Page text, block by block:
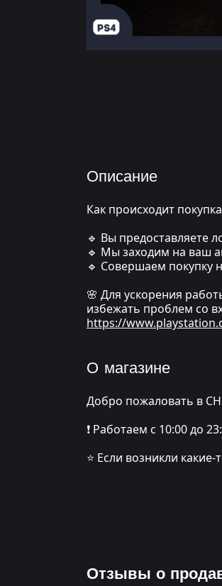
Описание
Как происходит
🔹 Вы предоставляете
🔹 Мы заходим на ваш
🔹 Совершаем покупку
🌸 Для ускорения
избежать проблем со
https://
О магазине
Добро пожаловать в
❗️ Работаем с 10:00 до
⭐️ Если возникли
Отзывы о